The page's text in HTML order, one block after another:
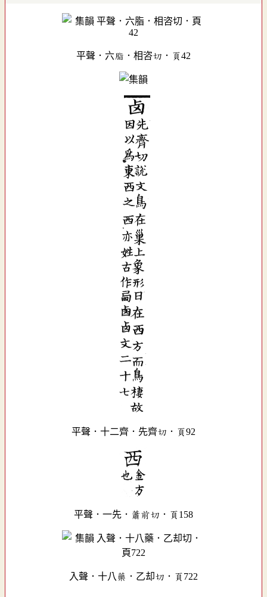
平聲．六脂．相咨切．頁42
平聲．十二齊．先齊切．頁92
平聲．一先．蕭前切．頁158
入聲．十八藥．乙却切．頁722